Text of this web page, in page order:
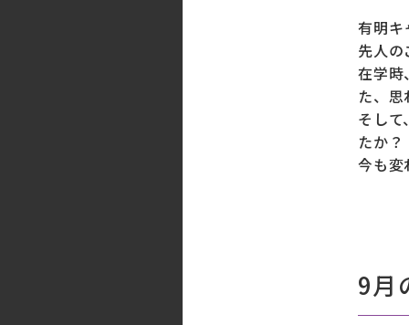
有明キ
先人の
在学時
た、
そし
たか？
今も変
9月